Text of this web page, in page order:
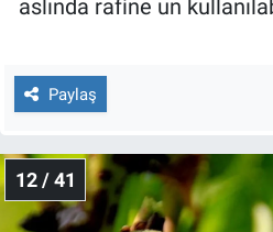
aslında rafine un
Paylaş
12 / 41